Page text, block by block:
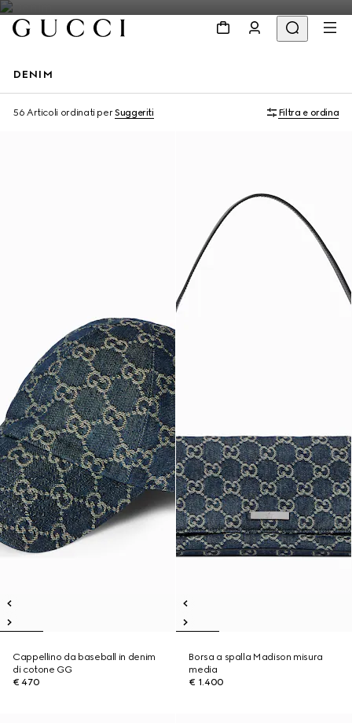
DENIM
56 Articoli ordinati perSuggeriti Filtra e ordina
Cappellino da baseball in denim
di cotone GG
€ 470
Personalizza con le iniziali
Borsa a spalla Madison misura
media
€ 1.400